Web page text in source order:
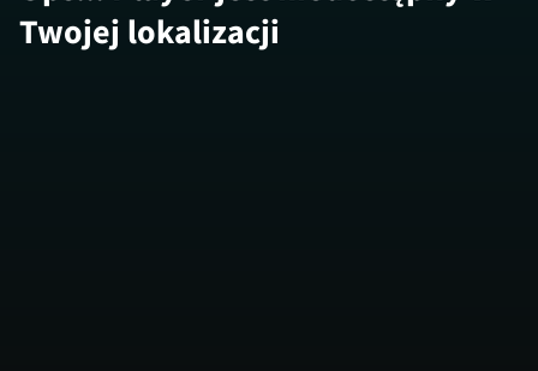
Twojej lokalizacji